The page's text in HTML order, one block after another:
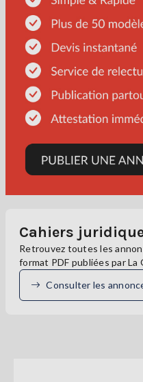
Cahiers
Retrouvez toutes les
format PDF publiées par
Consulter les